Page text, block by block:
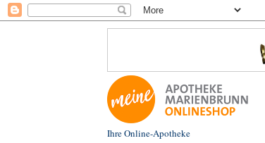
Ihre Online-Apotheke